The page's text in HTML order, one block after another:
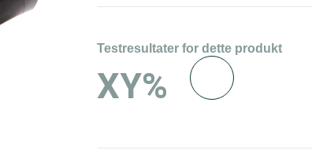
Testresultater for dette produkt
XY%